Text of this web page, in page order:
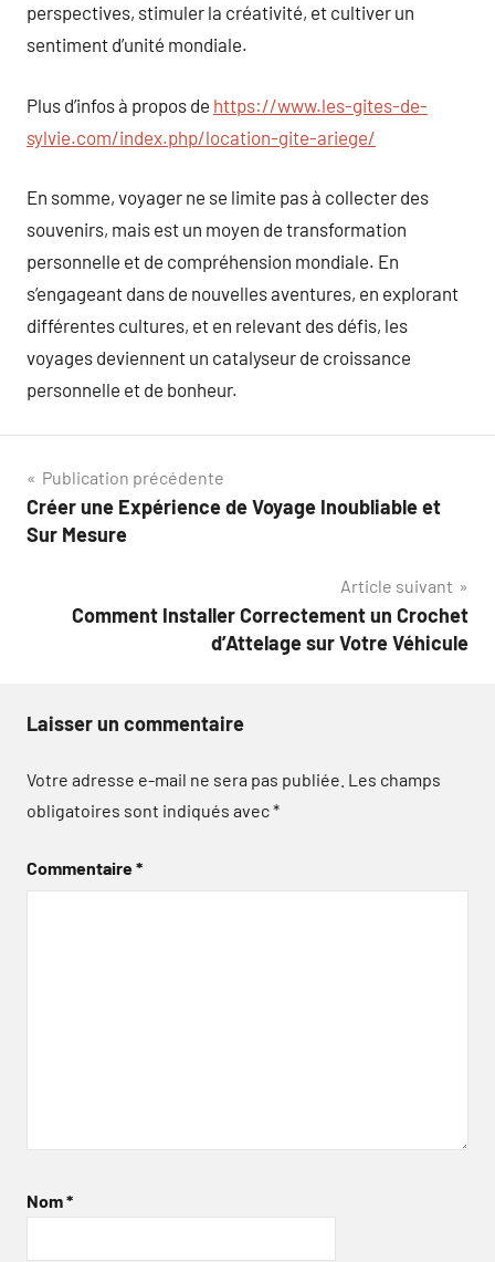
perspectives, stimuler la créativité, et cultiver un
sentiment d’unité mondiale.
Plus d’infos à propos de https://www.les-gites-de-
sylvie.com/index.php/location-gite-ariege/
En somme, voyager ne se limite pas à collecter des
souvenirs, mais est un moyen de transformation
personnelle et de compréhension mondiale. En
s’engageant dans de nouvelles aventures, en explorant
différentes cultures, et en relevant des défis, les
voyages deviennent un catalyseur de croissance
personnelle et de bonheur.
Navigation
de
Publication précédente
Créer une Expérience de Voyage Inoubliable et
Sur Mesure
Article suivant
Comment Installer Correctement un Crochet
d’Attelage sur Votre Véhicule
Laisser un commentaire
Votre adresse e-mail ne sera pas publiée. Les champs
obligatoires sont indiqués avec*
Commentaire*
Nom*